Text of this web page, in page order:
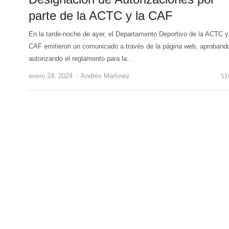
parte de la ACTC y la CAF
En la tarde-noche de ayer, el Departamento Deportivo de la ACTC
CAF emitieron un comunicado a través de la página web,
autorizando el reglamento para la…
enero 24, 2024 Author
Andrés Martínez